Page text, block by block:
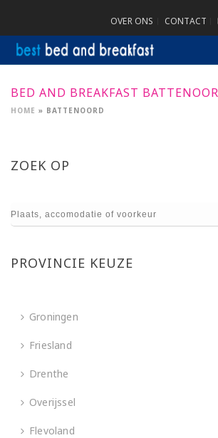
OVER ONS CONTACT
BED AND BREAKFAST
HOME » BATTENOORD
ZOEK OP
PROVINCIE KEUZE
Groningen
Friesland
Drenthe
Overijssel
Flevoland